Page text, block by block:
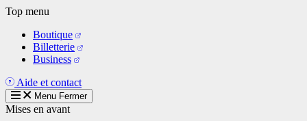
Aller
contenu
principal
Top menu
Boutique
Billetterie
Business
Aide et contact
Menu Fermer
Mises en avant